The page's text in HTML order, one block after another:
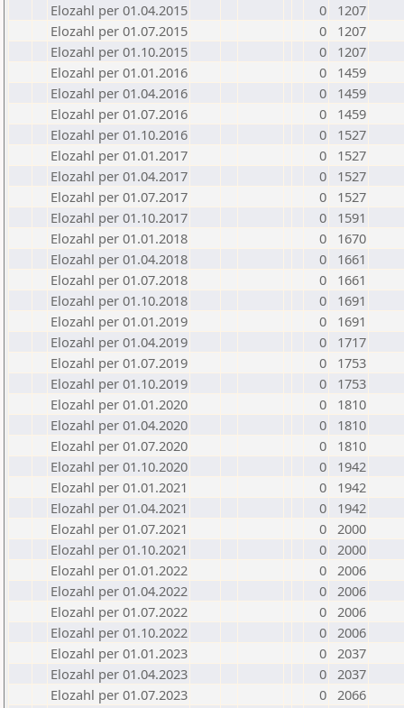
Elozahl per 01.04.2015
0
1207
Elozahl per 01.07.2015
0
1207
Elozahl per 01.10.2015
0
1207
Elozahl per 01.01.2016
0
1459
Elozahl per 01.04.2016
0
1459
Elozahl per 01.07.2016
0
1459
Elozahl per 01.10.2016
0
1527
Elozahl per 01.01.2017
0
1527
Elozahl per 01.04.2017
0
1527
Elozahl per 01.07.2017
0
1527
Elozahl per 01.10.2017
0
1591
Elozahl per 01.01.2018
0
1670
Elozahl per 01.04.2018
0
1661
Elozahl per 01.07.2018
0
1661
Elozahl per 01.10.2018
0
1691
Elozahl per 01.01.2019
0
1691
Elozahl per 01.04.2019
0
1717
Elozahl per 01.07.2019
0
1753
Elozahl per 01.10.2019
0
1753
Elozahl per 01.01.2020
0
1810
Elozahl per 01.04.2020
0
1810
Elozahl per 01.07.2020
0
1810
Elozahl per 01.10.2020
0
1942
Elozahl per 01.01.2021
0
1942
Elozahl per 01.04.2021
0
1942
Elozahl per 01.07.2021
0 2000
Elozahl per 01.10.2021
0 2000
Elozahl per 01.01.2022
0 2006
Elozahl per 01.04.2022
0 2006
Elozahl per 01.07.2022
0 2006
Elozahl per 01.10.2022
0 2006
Elozahl per 01.01.2023
0 2037
Elozahl per 01.04.2023
0 2037
Elozahl per 01.07.2023
0 2066